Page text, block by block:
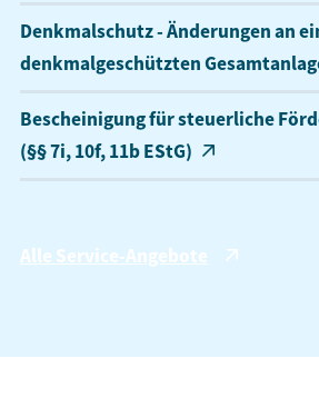
Denkmalschutz - Änderungen an
denkmalgeschützten
Bescheinigung für steuerliche
(§§ 7i, 10f, 11b EStG)
Alle Service-Angebote